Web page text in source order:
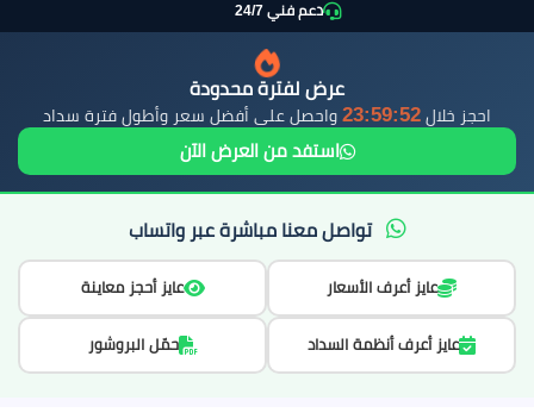
دعم فني 24/7
عرض لفترة محدودة
احجز خلال 23:59:51 واحصل على أفضل سعر وأطول فترة سداد
استفد من العرض الآن
تواصل معنا مباشرة عبر واتساب
عايز أعرف الأسعار عايز أحجز معاينة
عايز أعرف أنظمة السداد حمّل البروشور